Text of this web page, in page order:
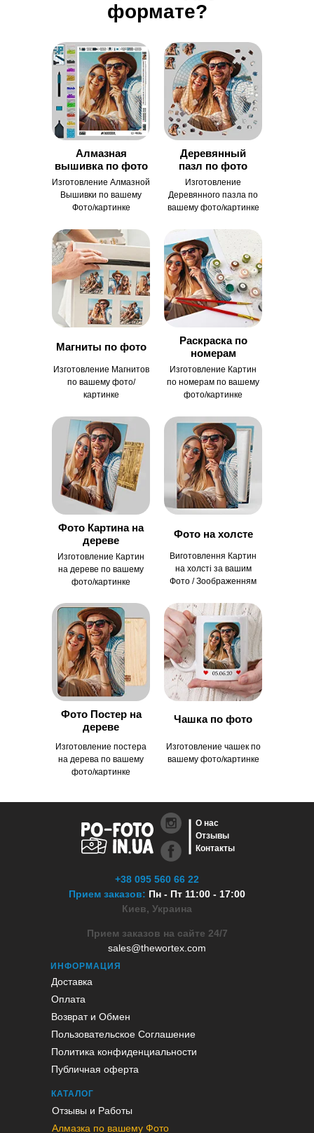
формате?
Алмазная
вышивка по фото
Фото Картина на
дереве
Магниты по фото
Фото Постер на
дереве
Изготовление Алмазной
Вышивки по вашему
Фото/картинке
Изготовление Картин
на дереве по вашему
фото/картинке
Изготовление Магнитов
по вашему фото/
картинке
Изготовление постера
на дерева по вашему
фото/картинке
Деревянный
пазл по фото
Фото на холсте
Раскраска по
номерам
Чашка по фото
Изготовление
Деревянного пазла по
вашему фото/картинке
Виготовлення Картин
на холсті за вашим
Фото / Зоображенням
Изготовление Картин
по номерам по вашему
фото/картинке
Изготовление чашек по
вашему фото/картинке
ИНФОРМАЦИЯ
Доставка
Оплата
Возврат и Обмен
Пользовательское Соглашение
Политика конфиденциальности
Публичная оферта
КАТАЛОГ
Отзывы и Работы
Алмазка по вашему Фото
+38 095 560 66 22
Прием заказов: Пн - Пт 11:00 - 17:00
Киев, Украина
Прием заказов на сайте 24/7
sales@thewortex.com
О нас
Отзывы
Контакты